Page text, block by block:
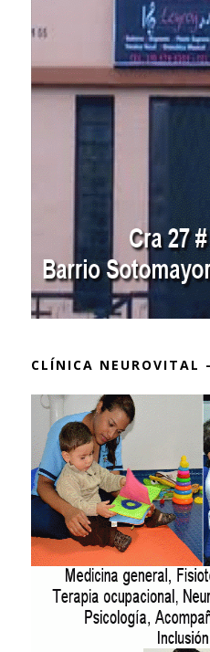
CLÍNICA NEUROVITAL